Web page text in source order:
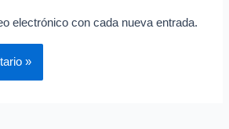
electrónico con cada nueva entrada.